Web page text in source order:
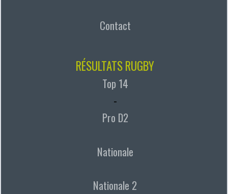
Contact
RÉSULTATS RUGBY
Top 14
-
Pro D2
Nationale
Nationale 2